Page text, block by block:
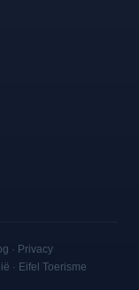
· Privacy
· Eifel Toerisme